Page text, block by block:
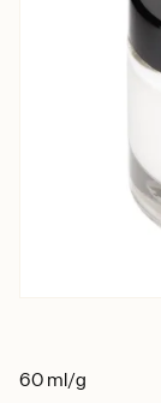
60 ml/g